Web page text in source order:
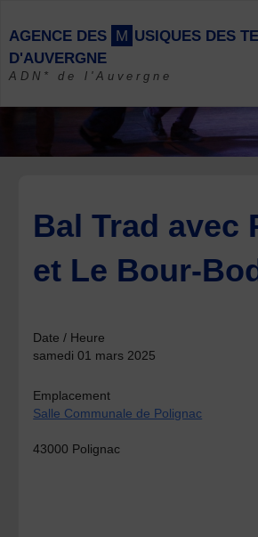
content
AGENCE DES M USIQUES DES TE
D'AUVERGNE
ADN* de l'Auvergne
Bal Trad avec
et Le Bour-
Date / Heure
samedi 01 mars 2025
Emplacement
Salle Communale de Polignac
43000 Polignac